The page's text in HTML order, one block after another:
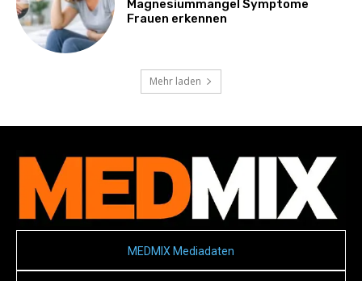
Magnesiummangel Symptome
Frauen erkennen
Mehr laden
MEDMIX Mediadaten